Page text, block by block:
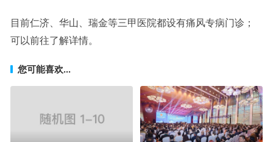
目前仁济、华山、瑞金等三甲医院都设有痛风专病门诊；
可以前往了解详情。
您可能喜欢...